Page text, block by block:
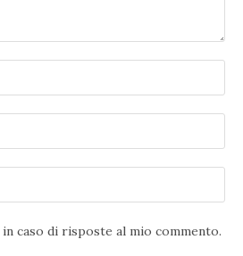
caso di risposte al mio commento.